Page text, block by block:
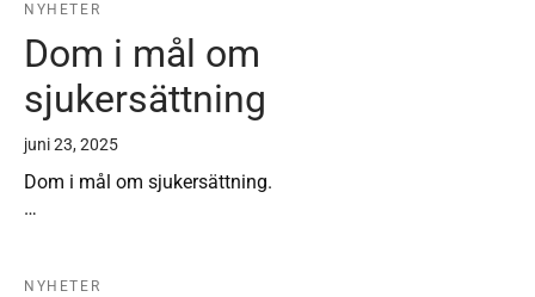
NYHETER
Dom i mål om
sjukersättning
juni 23, 2025
Dom i mål om sjukersättning.
…
NYHETER